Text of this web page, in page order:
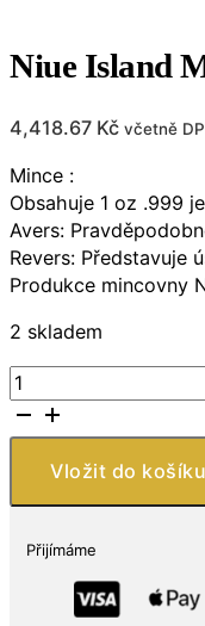
Niue Island
4,418.67 Kč včetně
Mince :
Obsahuje 1 oz .999
Avers:
Revers: Představuje
Produkce mincovny
2 skladem
Niue
Island
Mince
Niue
Vložit do košíku
Přijímáme